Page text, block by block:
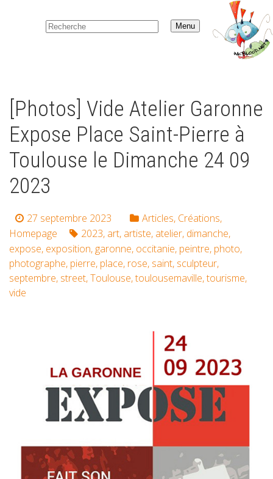
Menu
[Photos] Vide Atelier Garonne
Expose Place Saint-Pierre à
Toulouse le Dimanche 24 09
2023
27 septembre 2023 Articles, Créations,
Homepage
2023, art, artiste, atelier, dimanche,
expose, exposition, garonne, occitanie, peintre, photo,
photographe, pierre, place, rose, saint, sculpteur,
septembre, street,Toulouse,toulousemaville,tourisme,
vide
Ce site est 100% sans publicité.
Le site tourne avec un petit budget (≈65€/an), sans
– tu peuxm’offrir un café
– ou t’inscrire à la newsletter pour suivre les prochains
contenus
Merci beaucoup pour ton soutien !